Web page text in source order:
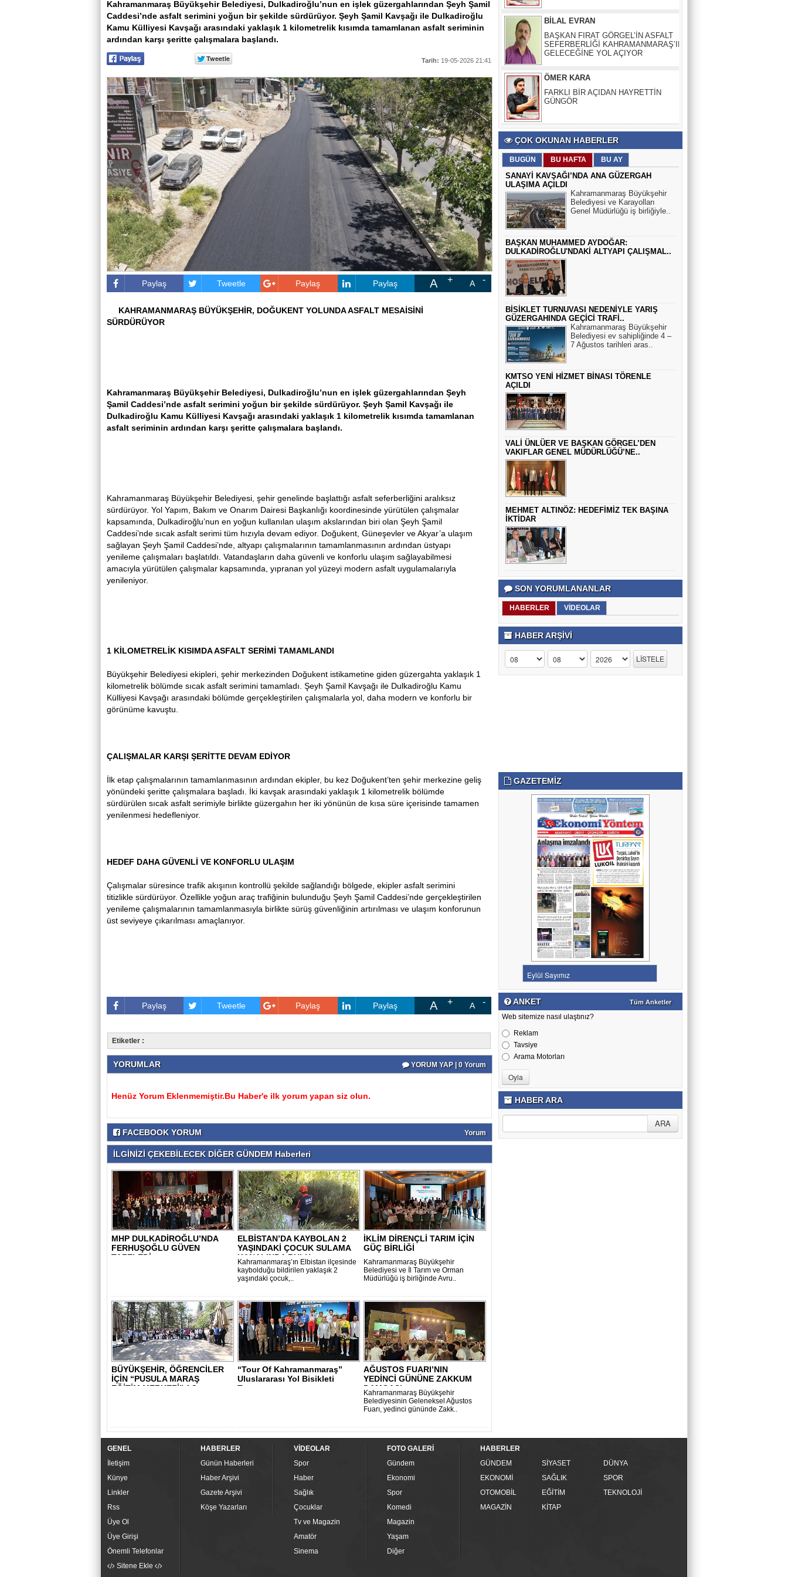
Kahramanmaraş Büyükşehir Belediyesi, Dulkadiroğlu’nun en işlek güzergahlarından Şeyh Şamil
Caddesi’nde asfalt serimini yoğun bir şekilde sürdürüyor. Şeyh Şamil Kavşağı ile Dulkadiroğlu
Kamu Külliyesi Kavşağı arasındaki yaklaşık 1 kilometrelik kısımda tamamlanan asfalt seriminin
ardından karşı şeritte çalışmalara başlandı.
Tarih: 19-05-2026 21:41
Paylaş Tweetle Paylaş Paylaş A A
KAHRAMANMARAŞ BÜYÜKŞEHİR, DOĞUKENT YOLUNDA ASFALT MESAİSİNİ
SÜRDÜRÜYOR
Kahramanmaraş Büyükşehir Belediyesi, Dulkadiroğlu’nun en işlek güzergahlarından Şeyh
Şamil Caddesi’nde asfalt serimini yoğun bir şekilde sürdürüyor. Şeyh Şamil Kavşağı ile
Dulkadiroğlu Kamu Külliyesi Kavşağı arasındaki yaklaşık 1 kilometrelik kısımda tamamlanan
asfalt seriminin ardından karşı şeritte çalışmalara başlandı.
Kahramanmaraş Büyükşehir Belediyesi, şehir genelinde başlattığı asfalt seferberliğini aralıksız
sürdürüyor. Yol Yapım, Bakım ve Onarım Dairesi Başkanlığı koordinesinde yürütülen çalışmalar
kapsamında, Dulkadiroğlu’nun en yoğun kullanılan ulaşım akslarından biri olan Şeyh Şamil
Caddesi’nde sıcak asfalt serimi tüm hızıyla devam ediyor. Doğukent, Güneşevler ve Akyar’a ulaşım
sağlayan Şeyh Şamil Caddesi’nde, altyapı çalışmalarının tamamlanmasının ardından üstyapı
yenileme çalışmaları başlatıldı. Vatandaşların daha güvenli ve konforlu ulaşım sağlayabilmesi
amacıyla yürütülen çalışmalar kapsamında, yıpranan yol yüzeyi modern asfalt uygulamalarıyla
yenileniyor.
1 KİLOMETRELİK KISIMDA ASFALT SERİMİ TAMAMLANDI
Büyükşehir Belediyesi ekipleri, şehir merkezinden Doğukent istikametine giden güzergahta yaklaşık 1
kilometrelik bölümde sıcak asfalt serimini tamamladı. Şeyh Şamil Kavşağı ile Dulkadiroğlu Kamu
Külliyesi Kavşağı arasındaki bölümde gerçekleştirilen çalışmalarla yol, daha modern ve konforlu bir
görünüme kavuştu.
ÇALIŞMALAR KARŞI ŞERİTTE DEVAM EDİYOR
İlk etap çalışmalarının tamamlanmasının ardından ekipler, bu kez Doğukent’ten şehir merkezine geliş
yönündeki şeritte çalışmalara başladı. İki kavşak arasındaki yaklaşık 1 kilometrelik bölümde
sürdürülen sıcak asfalt serimiyle birlikte güzergahın her iki yönünün de kısa süre içerisinde tamamen
yenilenmesi hedefleniyor.
HEDEF DAHA GÜVENLİ VE KONFORLU ULAŞIM
Çalışmalar süresince trafik akışının kontrollü şekilde sağlandığı bölgede, ekipler asfalt serimini
titizlikle sürdürüyor. Özellikle yoğun araç trafiğinin bulunduğu Şeyh Şamil Caddesi’nde gerçekleştirilen
yenileme çalışmalarının tamamlanmasıyla birlikte sürüş güvenliğinin artırılması ve ulaşım konforunun
üst seviyeye çıkarılması amaçlanıyor.
Paylaş Tweetle Paylaş Paylaş A A
Etiketler :
YORUMLAR YORUM YAP | 0 Yorum
Henüz Yorum Eklenmemiştir.Bu Haber'e ilk yorum yapan siz olun.
FACEBOOK YORUM Yorum
İLGİNİZİ ÇEKEBİLECEK DİĞER GÜNDEM Haberleri
MHP DULKADİROĞLU’NDA
FERHUŞOĞLU GÜVEN
TAZELEDİ
ELBİSTAN’DA KAYBOLAN 2
YAŞINDAKİ ÇOCUK SULAMA
KANALINDA BULU..
Kahramanmaraş’ın Elbistan ilçesinde
kaybolduğu bildirilen yaklaşık 2
yaşındaki çocuk,..
İKLİM DİRENÇLİ TARIM İÇİN
GÜÇ BİRLİĞİ
Kahramanmaraş Büyükşehir
Belediyesi ve İl Tarım ve Orman
Müdürlüğü iş birliğinde Avru..
BÜYÜKŞEHİR, ÖĞRENCİLER
İÇİN “PUSULA MARAŞ
EĞİTİM MERKEZİ” AÇ..
“Tour Of Kahramanmaraş”
Uluslararası Yol Bisikleti
Turnuvası..
AĞUSTOS FUARI’NIN
YEDİNCİ GÜNÜNE ZAKKUM
DAMGASI
Kahramanmaraş Büyükşehir
Belediyesinin Geleneksel Ağustos
Fuarı, yedinci gününde Zakk..
ÖMER KARA
FARKLI BİR AÇIDAN HAYRETTİN
GÜNGÖR
BİLAL EVRAN
BAŞKAN FIRAT GÖRGEL’İN ASFALT
SEFERBERLİĞİ KAHRAMANMARAŞ’IN
ÇOK OKUNAN HABERLER
BUGÜN BU HAFTA BU AY
SANAYİ KAVŞAĞI’NDA ANA GÜZERGAH
ULAŞIMA AÇILDI
Kahramanmaraş Büyükşehir
Belediyesi ve Karayolları
Genel Müdürlüğü iş birliğiyle..
BAŞKAN MUHAMMED AYDOĞAR:
DULKADİROĞLU'NDAKİ ALTYAPI ÇALIŞMAL..
BİSİKLET TURNUVASI NEDENİYLE YARIŞ
GÜZERGAHINDA GEÇİCİ TRAFİ..
Kahramanmaraş Büyükşehir
Belediyesi ev sahipliğinde 4 –
7 Ağustos tarihleri aras..
KMTSO YENİ HİZMET BİNASI TÖRENLE
AÇILDI
VALİ ÜNLÜER VE BAŞKAN GÖRGEL’DEN
VAKIFLAR GENEL MÜDÜRLÜĞÜ’NE..
MEHMET ALTINÖZ: HEDEFİMİZ TEK BAŞINA
İKTİDAR
SON YORUMLANANLAR
HABERLER VİDEOLAR
HABER ARŞİVİ
GAZETEMİZ
ANKET Tüm Anketler
Web sitemize nasıl ulaştınız?
Reklam
Tavsiye
Arama Motorları
HABER ARA
GENEL
İletişim
Künye
Linkler
Rss
Üye Ol
Üye Girişi
Önemli Telefonlar
Sitene Ekle
HABERLER
Günün Haberleri
Haber Arşivi
Gazete Arşivi
Köşe Yazarları
VİDEOLAR
Spor
Haber
Sağlık
Çocuklar
Tv ve Magazin
Amatör
Sinema
FOTO GALERİ
Gündem
Ekonomi
Spor
Komedi
Magazin
Yaşam
Diğer
HABERLER
GÜNDEM
SİYASET
DÜNYA
EKONOMİ
SAĞLIK
SPOR
OTOMOBİL
EĞİTİM
TEKNOLOJİ
MAGAZİN
KİTAP